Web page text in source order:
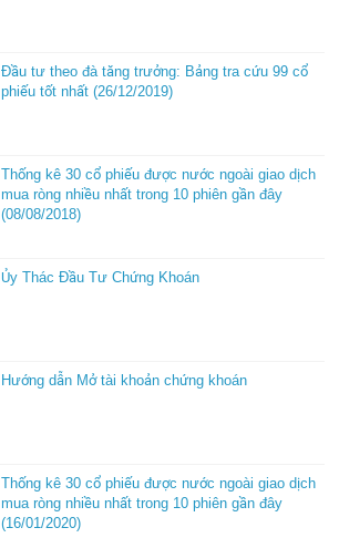
Đầu tư theo đà tăng trưởng: Bảng tra cứu 99 cổ
phiếu tốt nhất (26/12/2019)
Thống kê 30 cổ phiếu được nước ngoài giao dịch
mua ròng nhiều nhất trong 10 phiên gần đây
(08/08/2018)
Ủy Thác Đầu Tư Chứng Khoán
Hướng dẫn Mở tài khoản chứng khoán
Thống kê 30 cổ phiếu được nước ngoài giao dịch
mua ròng nhiều nhất trong 10 phiên gần đây
(16/01/2020)